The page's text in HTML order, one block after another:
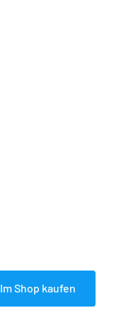
Im Shop kaufen